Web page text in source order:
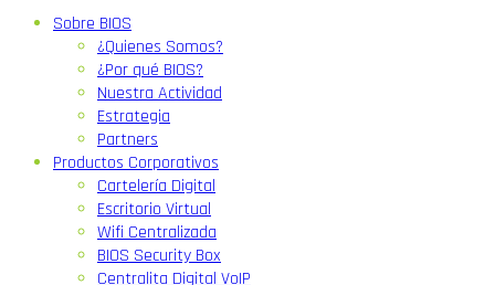
Sobre BIOS
¿Quienes Somos?
¿Por qué BIOS?
Nuestra Actividad
Estrategia
Partners
Productos Corporativos
Cartelería Digital
Escritorio Virtual
Wifi Centralizada
BIOS Security Box
Centralita Digital VoIP